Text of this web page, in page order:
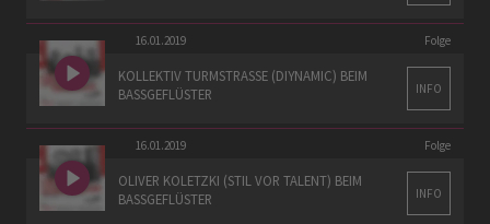
16.01.2019 Folge
KOLLEKTIV TURMSTRASSE (DIYNAMIC) BEIM
BASSGEFLÜSTER
INFO
16.01.2019 Folge
OLIVER KOLETZKI (STIL VOR TALENT) BEIM
BASSGEFLÜSTER
INFO